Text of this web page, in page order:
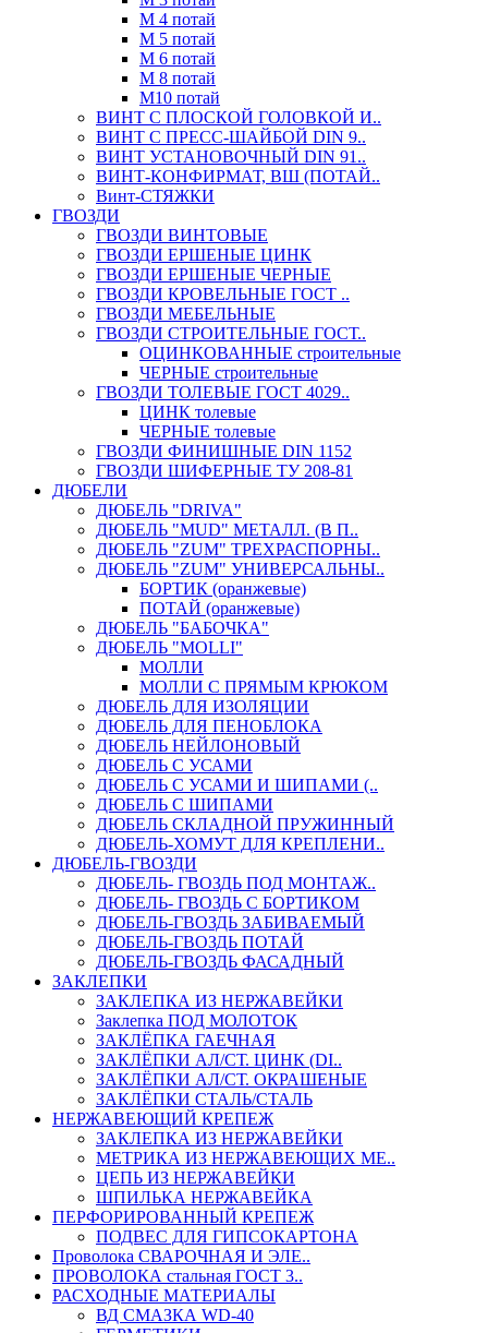
М 4 потай
М 5 потай
М 6 потай
М 8 потай
М10 потай
ВИНТ С ПЛОСКОЙ ГОЛОВКОЙ И..
ВИНТ С ПРЕСС-ШАЙБОЙ DIN 9..
ВИНТ УСТАНОВОЧНЫЙ DIN 91..
ВИНТ-КОНФИРМАТ, ВШ (ПОТАЙ..
Винт-СТЯЖКИ
ГВОЗДИ
ГВОЗДИ ВИНТОВЫЕ
ГВОЗДИ ЕРШЕНЫЕ ЦИНК
ГВОЗДИ ЕРШЕНЫЕ ЧЕРНЫЕ
ГВОЗДИ КРОВЕЛЬНЫЕ ГОСТ ..
ГВОЗДИ МЕБЕЛЬНЫЕ
ГВОЗДИ СТРОИТЕЛЬНЫЕ ГОСТ..
ОЦИНКОВАННЫЕ строительные
ЧЕРНЫЕ строительные
ГВОЗДИ ТОЛЕВЫЕ ГОСТ 4029..
ЦИНК толевые
ЧЕРНЫЕ толевые
ГВОЗДИ ФИНИШНЫЕ DIN 1152
ГВОЗДИ ШИФЕРНЫЕ ТУ 208-81
ДЮБЕЛИ
ДЮБЕЛЬ "DRIVA"
ДЮБЕЛЬ "MUD" МЕТАЛЛ. (В П..
ДЮБЕЛЬ "ZUM" ТРЕХРАСПОРНЫ..
ДЮБЕЛЬ "ZUM" УНИВЕРСАЛЬНЫ..
БОРТИК (оранжевые)
ПОТАЙ (оранжевые)
ДЮБЕЛЬ "БАБОЧКА"
ДЮБЕЛЬ "МOLLI"
МОЛЛИ
МОЛЛИ С ПРЯМЫМ КРЮКОМ
ДЮБЕЛЬ ДЛЯ ИЗОЛЯЦИИ
ДЮБЕЛЬ ДЛЯ ПЕНОБЛОКА
ДЮБЕЛЬ НЕЙЛОНОВЫЙ
ДЮБЕЛЬ С УСАМИ
ДЮБЕЛЬ С УСАМИ И ШИПАМИ (..
ДЮБЕЛЬ С ШИПАМИ
ДЮБЕЛЬ СКЛАДНОЙ ПРУЖИННЫЙ
ДЮБЕЛЬ-ХОМУТ ДЛЯ КРЕПЛЕНИ..
ДЮБЕЛЬ-ГВОЗДИ
ДЮБЕЛЬ- ГВОЗДЬ ПОД МОНТАЖ..
ДЮБЕЛЬ- ГВОЗДЬ С БОРТИКОМ
ДЮБЕЛЬ-ГВОЗДЬ ЗАБИВАЕМЫЙ
ДЮБЕЛЬ-ГВОЗДЬ ПОТАЙ
ДЮБЕЛЬ-ГВОЗДЬ ФАСАДНЫЙ
ЗАКЛЕПКИ
ЗАКЛЕПКА ИЗ НЕРЖАВЕЙКИ
Заклепка ПОД МОЛОТОК
ЗАКЛЁПКА ГАЕЧНАЯ
ЗАКЛЁПКИ АЛ/СТ. ЦИНК (DI..
ЗАКЛЁПКИ АЛ/СТ. ОКРАШЕНЫЕ
ЗАКЛЁПКИ СТАЛЬ/СТАЛЬ
НЕРЖАВЕЮЩИЙ КРЕПЕЖ
ЗАКЛЕПКА ИЗ НЕРЖАВЕЙКИ
МЕТРИКА ИЗ НЕРЖАВЕЮЩИХ МЕ..
ЦЕПЬ ИЗ НЕРЖАВЕЙКИ
ШПИЛЬКА НЕРЖАВЕЙКА
ПЕРФОРИРОВАННЫЙ КРЕПЕЖ
ПОДВЕС ДЛЯ ГИПСОКАРТОНА
Проволока СВАРОЧНАЯ И ЭЛЕ..
ПРОВОЛОКА стальная ГОСТ 3..
РАСХОДНЫЕ МАТЕРИАЛЫ
ВД СМАЗКА WD-40